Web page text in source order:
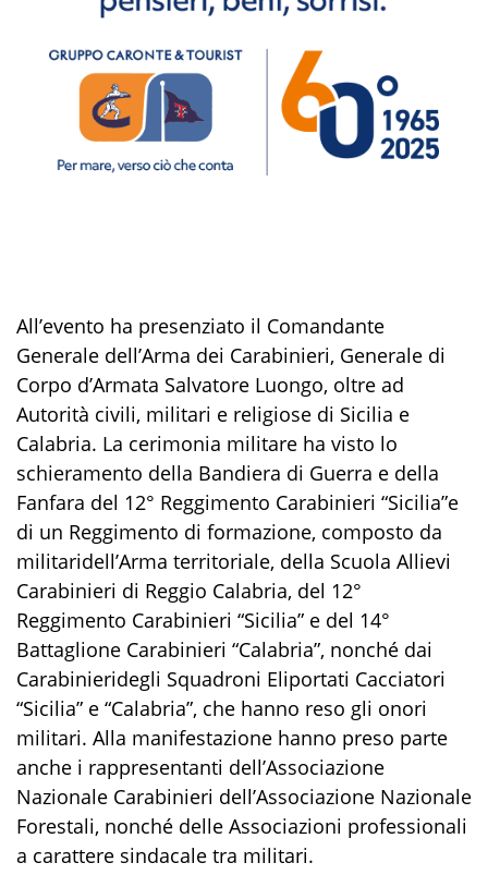
All’evento ha presenziato il Comandante
Generale dell’Arma dei Carabinieri, Generale di
Corpo d’Armata Salvatore Luongo, oltre ad
Autorità civili, militari e religiose di Sicilia e
Calabria. La cerimonia militare ha visto lo
schieramento della Bandiera di Guerra e della
Fanfara del 12° Reggimento Carabinieri “Sicilia”e
di un Reggimento di formazione, composto da
militaridell’Arma territoriale, della Scuola Allievi
Carabinieri di Reggio Calabria, del 12°
Reggimento Carabinieri “Sicilia” e del 14°
Battaglione Carabinieri “Calabria”, nonché dai
Carabinieridegli Squadroni Eliportati Cacciatori
“Sicilia” e “Calabria”, che hanno reso gli onori
militari. Alla manifestazione hanno preso parte
anche i rappresentanti dell’Associazione
Nazionale Carabinieri dell’Associazione Nazionale
Forestali, nonché delle Associazioni professionali
a carattere sindacale tra militari.